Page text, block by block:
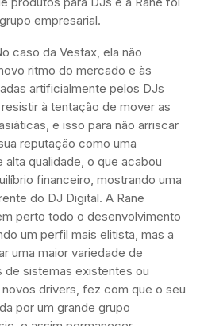
empresarial.
caso da Vestax, ela não
ritmo do mercado e às
artificialmente pelos DJs
à tentação de mover as
e isso para não arriscar
reputação como uma
qualidade, o que acabou
financeiro, mostrando uma
do DJ Digital. A Rane
perto todo o desenvolvimento
um perfil mais elitista, mas a
uma maior variedade de
sistemas existentes ou
drivers, fez com que o seu
por um grande grupo